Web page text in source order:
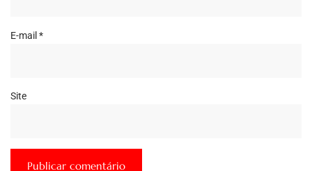
E-mail *
Site